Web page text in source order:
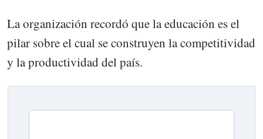
La organización recordó que la educación es el
pilar sobre el cual se construyen la competitividad
y la productividad del país.